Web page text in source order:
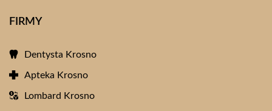
FIRMY
Dentysta Krosno
Apteka Krosno
Lombard Krosno